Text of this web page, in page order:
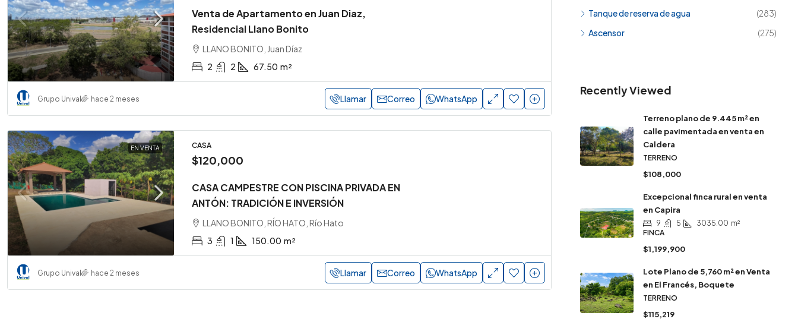
Venta de Apartamento en Juan Diaz,
Residencial Llano Bonito
LLANO BONITO, Juan Díaz
2
2 67.50 m²
Grupo Unival hace 2 meses Llamar Correo WhatsApp
EN VENTA CASA
$120,000
CASA CAMPESTRE CON PISCINA PRIVADA EN
ANTÓN: TRADICIÓN E INVERSIÓN
LLANO BONITO, RÍO HATO, Río Hato
3
1 150.00 m²
Grupo Unival hace 2 meses Llamar Correo WhatsApp
Tanque de reserva de agua
(283)
Ascensor
(275)
Recently Viewed
Terreno plano de 9.445 m² en
calle pavimentada en venta en
Caldera
TERRENO
$108,000
Excepcional finca rural en venta
en Capira
9 5 3035.00 m²
FINCA
$1,199,900
Lote Plano de 5,760 m² en Venta
en El Francés, Boquete
TERRENO
$115,219